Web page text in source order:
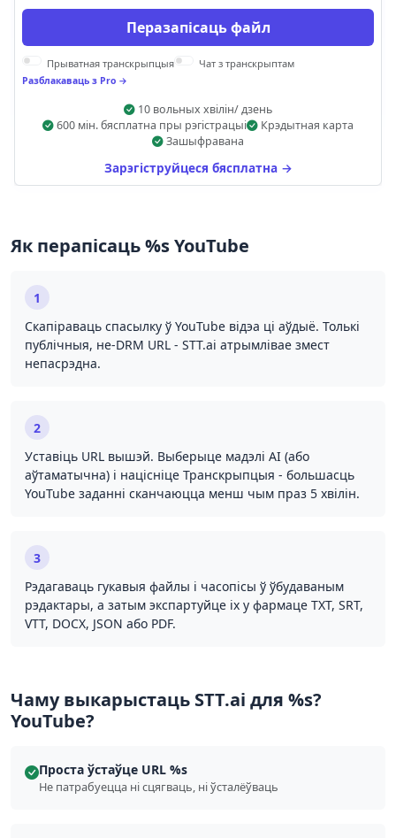
Перазапісаць файл
Прыватная транскрыпцыя Чат з транскрыптам
Разблакаваць з Pro →
10 вольных хвілін/ дзень
600 мін. бясплатна пры рэгістрацыі
Крэдытная карта
Зашыфравана
Зарэгіструйцеся бясплатна →
Як перапісаць %s YouTube
1
Скапіраваць спасылку ў YouTube відэа ці аўдыё. Толькі
публічныя, не-DRM URL - STT.ai атрымлівае змест
непасрэдна.
2
Уставіць URL вышэй. Выберыце мадэлі AI (або
аўтаматычна) і націсніце Транскрыпцыя - большасць
YouTube заданні сканчаюцца менш чым праз 5 хвілін.
3
Рэдагаваць гукавыя файлы і часопісы ў ўбудаваным
рэдактары, а затым экспартуйце іх у фармаце TXT, SRT,
VTT, DOCX, JSON або PDF.
Чаму выкарыстаць STT.ai для %s?
YouTube?
Проста ўстаўце URL %s
Не патрабуецца ні сцягваць, ні ўсталёўваць